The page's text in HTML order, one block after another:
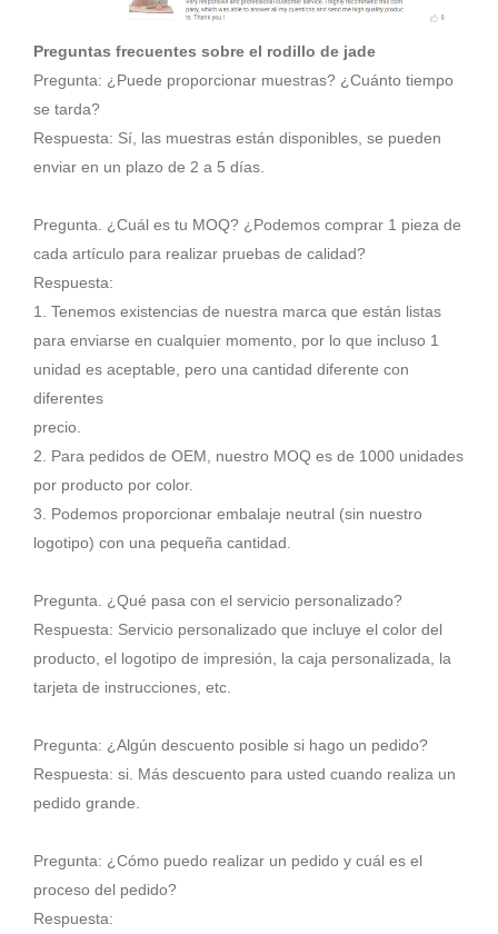
Preguntas frecuentes sobre el rodillo de jade
Pregunta: ¿Puede proporcionar muestras? ¿Cuánto tiempo
se tarda?
Respuesta: Sí, las muestras están disponibles, se pueden
enviar en un plazo de 2 a 5 días.
Pregunta. ¿Cuál es tu MOQ? ¿Podemos comprar 1 pieza de
cada artículo para realizar pruebas de calidad?
Respuesta:
1. Tenemos existencias de nuestra marca que están listas
para enviarse en cualquier momento, por lo que incluso 1
unidad es aceptable, pero una cantidad diferente con
diferentes
precio.
2. Para pedidos de OEM, nuestro MOQ es de 1000 unidades
por producto por color.
3. Podemos proporcionar embalaje neutral (sin nuestro
logotipo) con una pequeña cantidad.
Pregunta. ¿Qué pasa con el servicio personalizado?
Respuesta: Servicio personalizado que incluye el color del
producto, el logotipo de impresión, la caja personalizada, la
tarjeta de instrucciones, etc.
Pregunta: ¿Algún descuento posible si hago un pedido?
Respuesta: si. Más descuento para usted cuando realiza un
pedido grande.
Pregunta: ¿Cómo puedo realizar un pedido y cuál es el
proceso del pedido?
Respuesta: